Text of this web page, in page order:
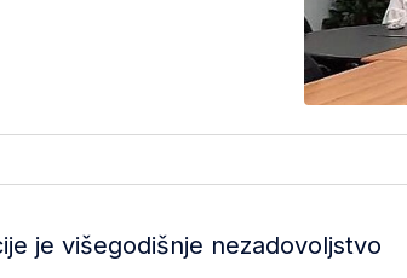
je višegodišnje nezadovoljstvo